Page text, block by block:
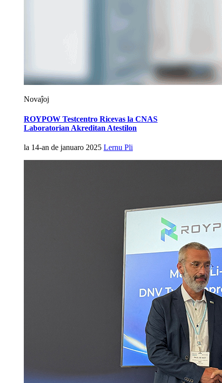
Novaĵoj
ROYPOW Testcentro Ricevas la CNAS
Laboratorian Akreditan Atestilon
la 14-an de januaro 2025 Lernu Pli